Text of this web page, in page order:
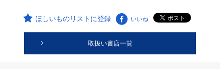
ほしいものリストに登録 いいね
取扱い書店一覧